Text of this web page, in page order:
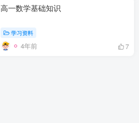
高一数学基础知识
学习资料
4年前 7